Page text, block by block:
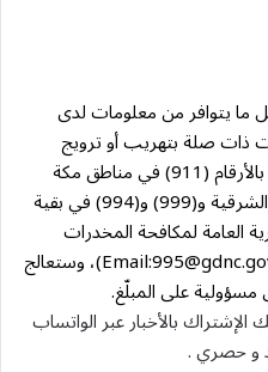
ما يتوافر من معلومات لدى
ذات صلة بتهريب أو ترويج
المخدرات، وذلك من خلال الاتصال بالأرقام (911) في مناطق مكة
المكرمة والمدينة المنورة والرياض والشرقية و(999) و(994) في بقية
العامة لمكافحة المخدرات
)، وستعالج
مسؤولية على المبلّغ.
الإشتراك بالأخبار عبر الواتساب
و حصري .